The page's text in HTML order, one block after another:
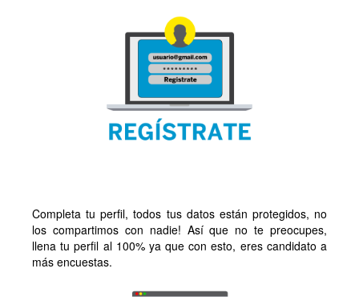
Completa tu perfil, todos tus datos están protegidos, no
los compartimos con nadie! Así que no te preocupes,
llena tu perfil al 100% ya que con esto, eres candidato a
más encuestas.